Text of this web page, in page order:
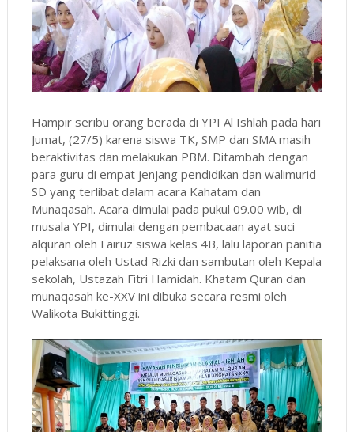
Hampir seribu orang berada di YPI Al Ishlah pada hari
Jumat, (27/5) karena siswa TK, SMP dan SMA masih
beraktivitas dan melakukan PBM. Ditambah dengan
para guru di empat jenjang pendidikan dan walimurid
SD yang terlibat dalam acara Kahatam dan
Munaqasah. Acara dimulai pada pukul 09.00 wib, di
musala YPI, dimulai dengan pembacaan ayat suci
alquran oleh Fairuz siswa kelas 4B, lalu laporan panitia
pelaksana oleh Ustad Rizki dan sambutan oleh Kepala
sekolah, Ustazah Fitri Hamidah. Khatam Quran dan
munaqasah ke-XXV ini dibuka secara resmi oleh
Walikota Bukittinggi.